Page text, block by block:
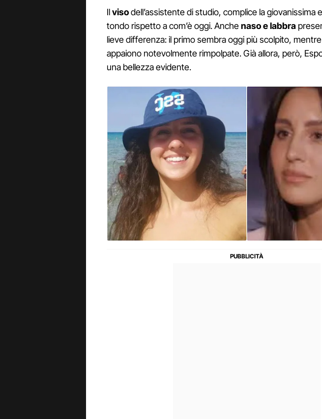
Ilvisodell’assistente di studio, complice la giovanissima
tondo rispetto a com’è oggi. Anchenaso e labbra
lieve differenza: il primo sembra oggi più scolpito,
appaiono notevolmente rimpolpate. Già allora, però,
una bellezza evidente.